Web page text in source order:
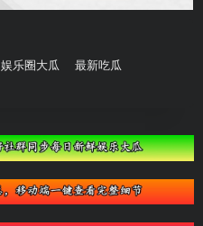
娱乐圈大瓜 最新吃瓜